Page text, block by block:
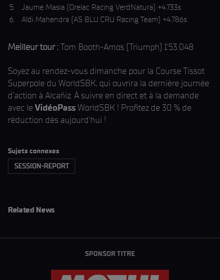
Jaume Masia (Orelac Racing VerdNatura) +4.733s
Aldi Mahendra (AS BLU CRU Racing Team) +4.786s
Meilleur tour :Tom Booth-Amos (Triumph) 1'53.048
Soyez au rendez-vous dimanche pour la Course Tissot
Superpole du WorldSBK, qui ouvrira la dernière journée
d'action à Alcañiz. À suivre en direct et à la demande
avec le VidéoPassWorldSBK ! Profitez de 30 % de
réduction dès aujourd'hui !
Sujets connexes
SESSION-REPORT
Related News
SPONSOR TITRE